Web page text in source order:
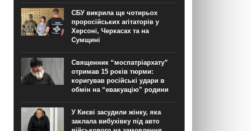
СБУ викрила ще чотирьох
проросійських агітаторів у
Херсоні, Черкасах та на
Сумщині
Священник “моспатріархату”
отримав 15 років тюрми:
коригував російські удари в
обмін на “евакуацію” родини
У Києві засудили жінку, яка
заклала вибухівку під авто